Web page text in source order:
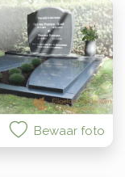
Bewaar foto